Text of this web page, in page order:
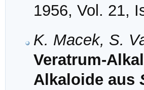
1956, Vol. 21,
K. Macek, S.
Veratrum-
Alkaloide aus